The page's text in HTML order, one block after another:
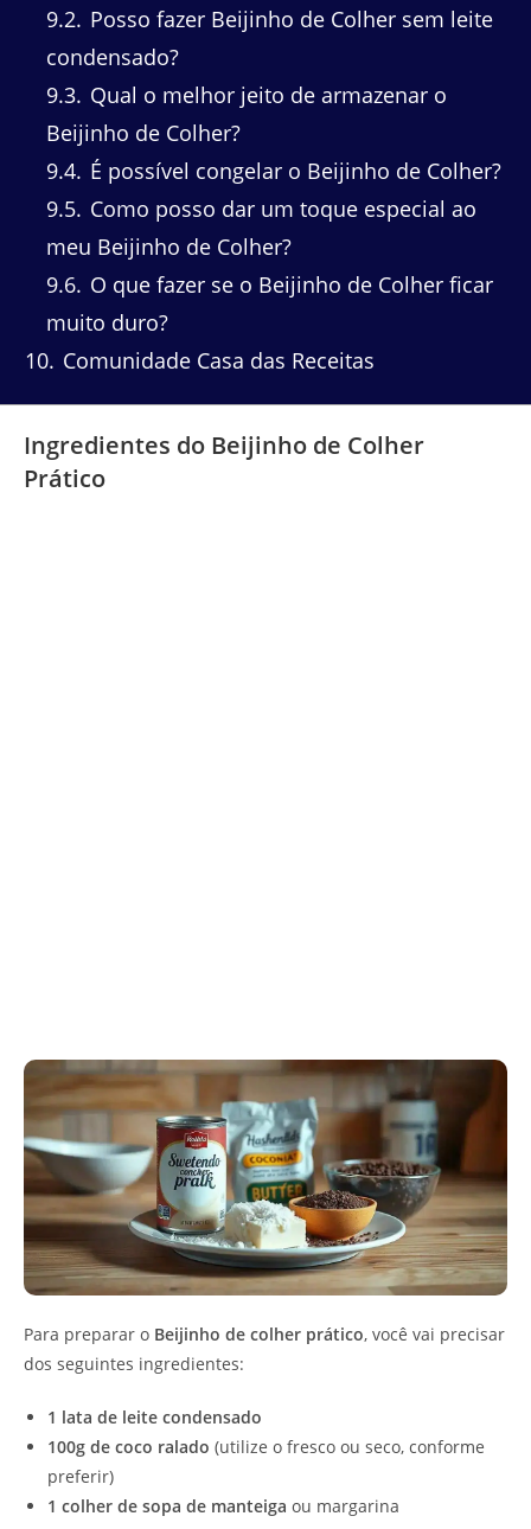
9.2 Posso fazer Beijinho de Colher sem leite
condensado?
9.3 Qual o melhor jeito de armazenar o
Beijinho de Colher?
9.4 É possível congelar o Beijinho de Colher?
9.5 Como posso dar um toque especial ao
meu Beijinho de Colher?
9.6 O que fazer se o Beijinho de Colher ficar
muito duro?
10 Comunidade Casa das Receitas
Ingredientes do Beijinho de Colher
Prático
Para preparar o Beijinho de colher prático, você vai precisar
dos seguintes ingredientes:
1 lata de leite condensado
100g de coco ralado (utilize o fresco ou seco, conforme
preferir)
1 colher de sopa de manteiga ou margarina